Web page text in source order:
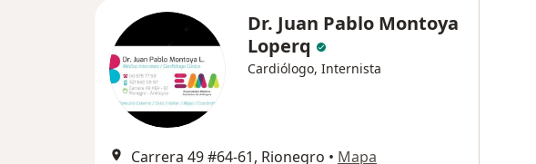
Dr. Juan Pablo Montoya
Loperq
Cardiólogo, Internista
Carrera 49 #64-61, Rionegro • Mapa